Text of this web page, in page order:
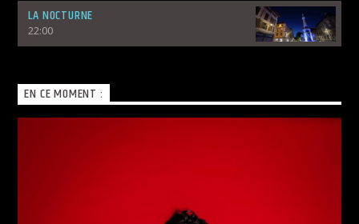
LA NOCTURNE
22:00
EN CE MOMENT :